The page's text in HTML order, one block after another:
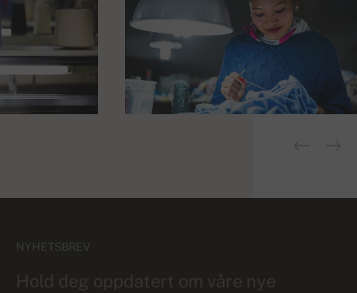
NYHETSBREV
Hold deg oppdatert om våre nye